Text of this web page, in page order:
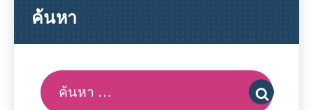
ค้นหา
ค้นหา: